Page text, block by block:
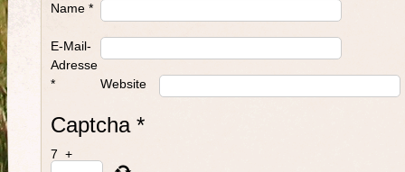
Name *
E-Mail-
Adresse
*
Website
Captcha*
7 +